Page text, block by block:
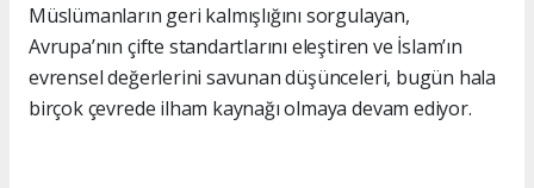
Müslümanların geri kalmışlığını sorgulayan,
Avrupa’nın çifte standartlarını eleştiren ve İslam’ın
evrensel değerlerini savunan düşünceleri, bugün hala
birçok çevrede ilham kaynağı olmaya devam ediyor.